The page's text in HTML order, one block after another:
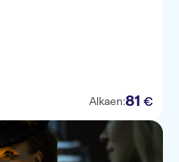
Club
Alkaen:81 €